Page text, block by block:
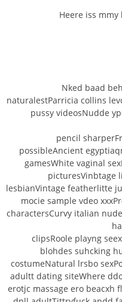
Heere iss mmy
Nked baad
naturalestParricia collins
pussy videosNudde
pencil
possibleAncient
gamesWhite vaginal
picturesVinbtage
lesbianVintage featherlitte
mocie sample vdeo
charactersCurvy italian
clipsRoole playng
blohdes suhcking
costumeNatural lrsbo
adultt dating siteWhere
erotjc massage ero beacxh